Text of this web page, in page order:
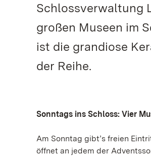
Schlossverwaltung
großen Museen im
ist die grandiose
der Reihe.
Sonntags ins Schloss: Vier
Am Sonntag gibt’s freien
öffnet an jedem der